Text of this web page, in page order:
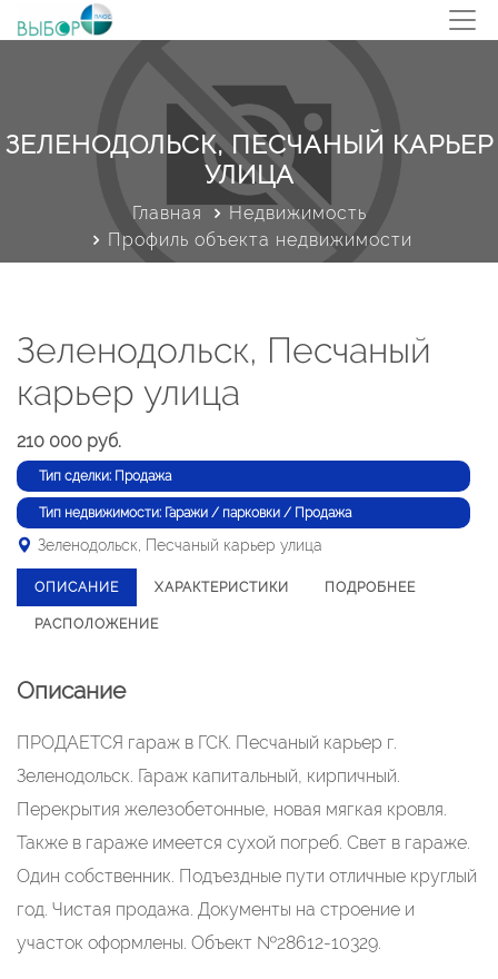
ЗЕЛЕНОДОЛЬСК, ПЕСЧАНЫЙ КАРЬЕР
УЛИЦА
Главная
Недвижимость
Профиль объекта недвижимости
Зеленодольск, Песчаный
карьер улица
210 000 руб.
Тип сделки: Продажа
Тип недвижимости: Гаражи / парковки / Продажа
Зеленодольск, Песчаный карьер улица
ОПИСАНИЕ ХАРАКТЕРИСТИКИ ПОДРОБНЕЕ
РАСПОЛОЖЕНИЕ
Описание
ПРОДАЕТСЯ гараж в ГСК. Песчаный карьер г.
Зеленодольск. Гараж капитальный, кирпичный.
Перекрытия железобетонные, новая мягкая кровля.
Также в гараже имеется сухой погреб. Свет в гараже.
Один собственник. Подъездные пути отличные круглый
год. Чистая продажа. Документы на строение и
участок оформлены. Объект №28612-10329.